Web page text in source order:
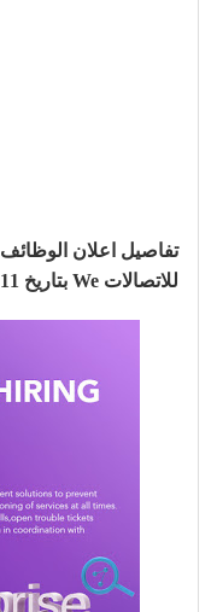
تفاصيل اعلان
للاتصالات We بتاريخ 11 فبراير